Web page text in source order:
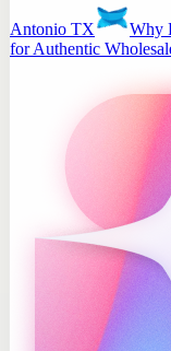
Antonio TX
Why
for Authentic